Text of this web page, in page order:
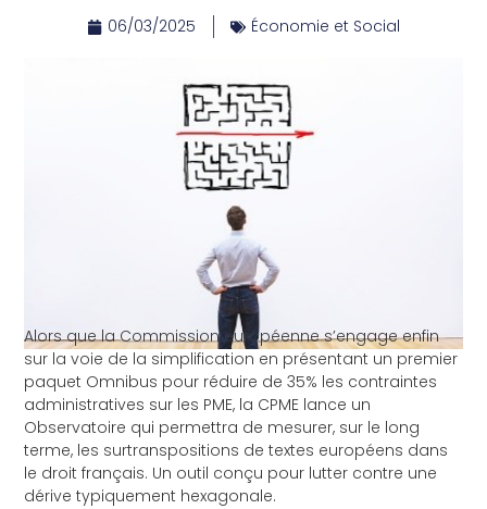
06/03/2025 Économie et Social
Alors que la Commission européenne s’engage enfin
sur la voie de la simplification en présentant un premier
paquet Omnibus pour réduire de 35% les contraintes
administratives sur les PME, la CPME lance un
Observatoire qui permettra de mesurer, sur le long
terme, les surtranspositions de textes européens dans
le droit français. Un outil conçu pour lutter contre une
dérive typiquement hexagonale.